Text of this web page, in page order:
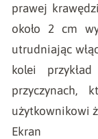
prawej
około 2 cm
utrudniając
kolei
przyczynach,
użytkownikowi
Ekran